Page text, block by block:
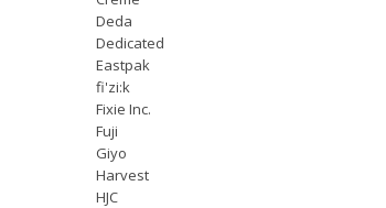
Deda
Dedicated
Eastpak
fi'zi:k
Fixie Inc.
Fuji
Giyo
Harvest
HJC